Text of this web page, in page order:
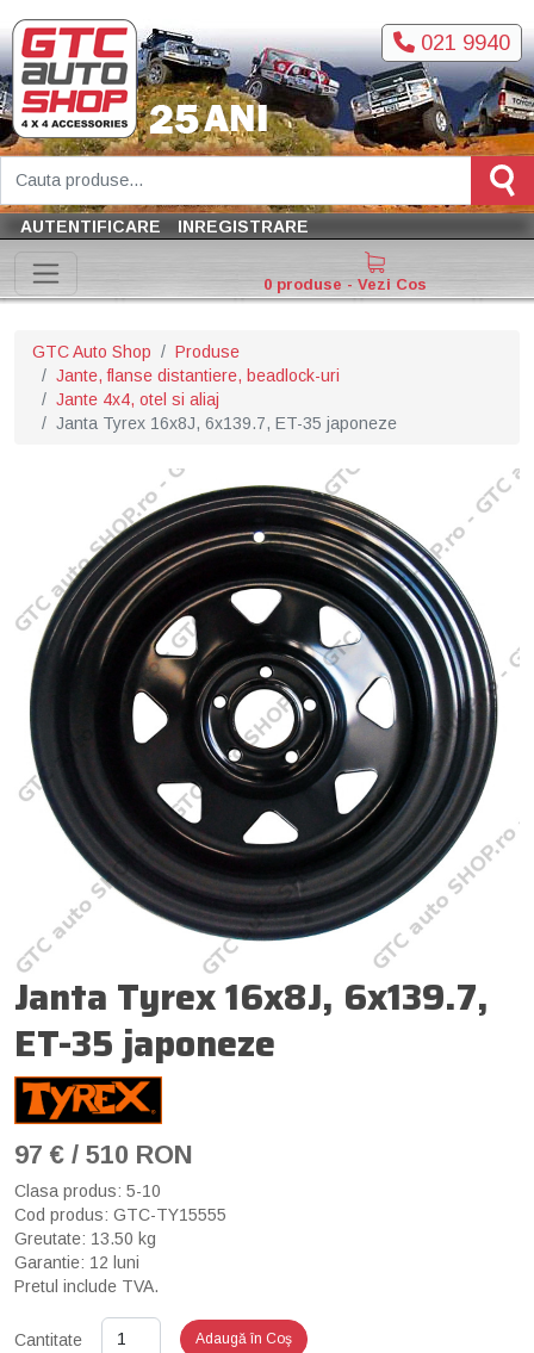
021 9940
AUTENTIFICARE INREGISTRARE
0 produse - Vezi Cos
GTC Auto Shop
Produse
Jante, flanse distantiere, beadlock-uri
Jante 4x4, otel si aliaj
Janta Tyrex 16x8J, 6x139.7, ET-35 japoneze
Janta Tyrex 16x8J, 6x139.7,
ET-35 japoneze
97 € / 510 RON
Clasa produs: 5-10
Cod produs: GTC-TY15555
Greutate: 13.50 kg
Garantie: 12 luni
Pretul include TVA.
Cantitate Adaugă în Coş